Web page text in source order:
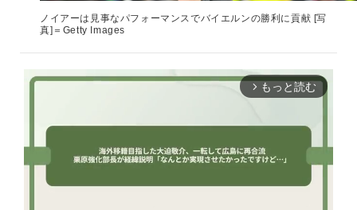
ノイアーは見事なパフォーマンスでバイエルンの勝利に貢献 [写
真]＝Getty Images
arrow_forward_ios もっと読む